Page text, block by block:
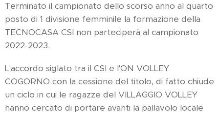
Terminato il campionato dello scorso anno al quarto
posto di 1 divisione femminile la formazione della
TECNOCASA CSI non parteciperà al campionato
2022-2023.
L'accordo siglato tra il CSI e l'ON VOLLEY
COGORNO con la cessione del titolo, di fatto chiude
un ciclo in cui le ragazze del VILLAGGIO VOLLEY
hanno cercato di portare avanti la pallavolo locale